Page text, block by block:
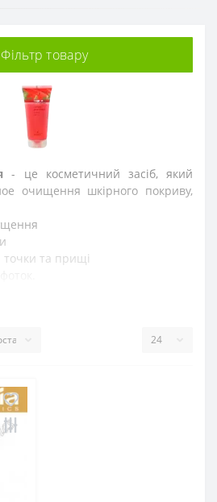
Фільтр товару
- це косметичний засіб, який
очищення шкірного покриву,
та прищі
обличчя